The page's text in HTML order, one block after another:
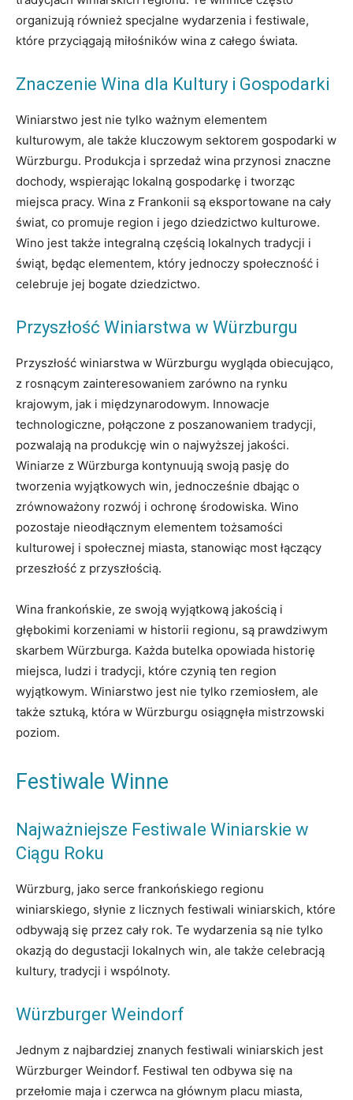
organizują również specjalne wydarzenia i festiwale,
które przyciągają miłośników wina z całego świata.
Znaczenie Wina dla Kultury i Gospodarki
Winiarstwo jest nie tylko ważnym elementem
kulturowym, ale także kluczowym sektorem gospodarki w
Würzburgu. Produkcja i sprzedaż wina przynosi znaczne
dochody, wspierając lokalną gospodarkę i tworząc
miejsca pracy. Wina z Frankonii są eksportowane na cały
świat, co promuje region i jego dziedzictwo kulturowe.
Wino jest także integralną częścią lokalnych tradycji i
świąt, będąc elementem, który jednoczy społeczność i
celebruje jej bogate dziedzictwo.
Przyszłość Winiarstwa w Würzburgu
Przyszłość winiarstwa w Würzburgu wygląda obiecująco,
z rosnącym zainteresowaniem zarówno na rynku
krajowym, jak i międzynarodowym. Innowacje
technologiczne, połączone z poszanowaniem tradycji,
pozwalają na produkcję win o najwyższej jakości.
Winiarze z Würzburga kontynuują swoją pasję do
tworzenia wyjątkowych win, jednocześnie dbając o
zrównoważony rozwój i ochronę środowiska. Wino
pozostaje nieodłącznym elementem tożsamości
kulturowej i społecznej miasta, stanowiąc most łączący
przeszłość z przyszłością.
Wina frankońskie, ze swoją wyjątkową jakością i
głębokimi korzeniami w historii regionu, są prawdziwym
skarbem Würzburga. Każda butelka opowiada historię
miejsca, ludzi i tradycji, które czynią ten region
wyjątkowym. Winiarstwo jest nie tylko rzemiosłem, ale
także sztuką, która w Würzburgu osiągnęła mistrzowski
poziom.
Festiwale Winne
Najważniejsze Festiwale Winiarskie w
Ciągu Roku
Würzburg, jako serce frankońskiego regionu
winiarskiego, słynie z licznych festiwali winiarskich, które
odbywają się przez cały rok. Te wydarzenia są nie tylko
okazją do degustacji lokalnych win, ale także celebracją
kultury, tradycji i wspólnoty.
Würzburger Weindorf
Jednym z najbardziej znanych festiwali winiarskich jest
Würzburger Weindorf. Festiwal ten odbywa się na
przełomie maja i czerwca na głównym placu miasta,